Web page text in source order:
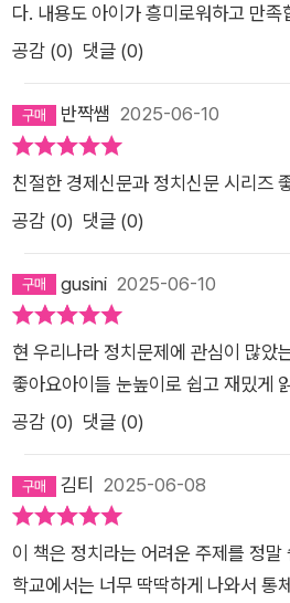
다. 내용도 아이가 흥미로워하고 만족
공감 (0) 댓글 (0)
반짝쌤 2025-06-10
친절한 경제신문과 정치신문 시리즈
공감 (0) 댓글 (0)
gusini 2025-06-10
현 우리나라 정치문제에 관심이 많았
좋아요아이들 눈높이로 쉽고 재밌게
공감 (0) 댓글 (0)
김티 2025-06-08
이 책은 정치라는 어려운 주제를 정
학교에서는 너무 딱딱하게 나와서 통